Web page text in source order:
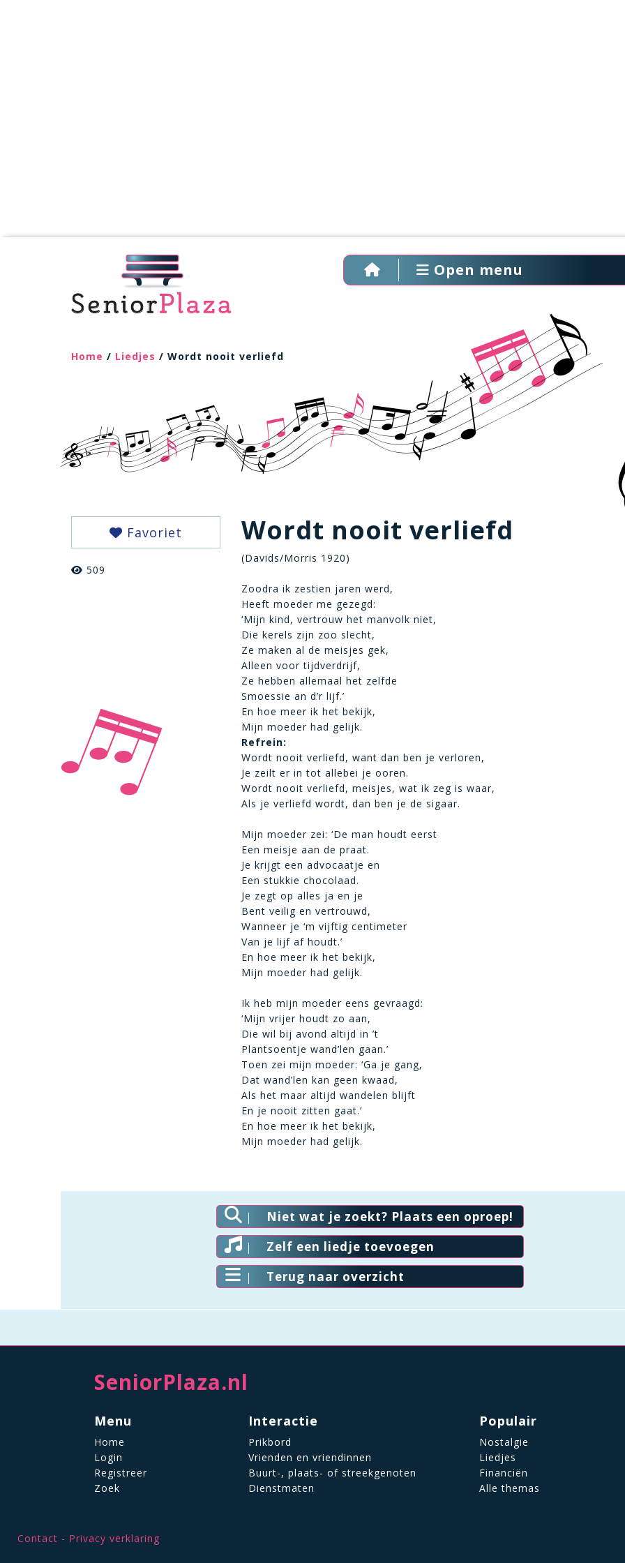
Open menu
Home / Liedjes / Wordt nooit verliefd
Favoriet
509
Wordt nooit verliefd
(Davids/Morris 1920)
Zoodra ik zestien jaren werd,
Heeft moeder me gezegd:
‘Mijn kind, vertrouw het manvolk niet,
Die kerels zijn zoo slecht,
Ze maken al de meisjes gek,
Alleen voor tijdverdrijf,
Ze hebben allemaal het zelfde
Smoessie an d’r lijf.’
En hoe meer ik het bekijk,
Mijn moeder had gelijk.
Refrein:
Wordt nooit verliefd, want dan ben je verloren,
Je zeilt er in tot allebei je ooren.
Wordt nooit verliefd, meisjes, wat ik zeg is waar,
Als je verliefd wordt, dan ben je de sigaar.
Mijn moeder zei: ‘De man houdt eerst
Een meisje aan de praat.
Je krijgt een advocaatje en
Een stukkie chocolaad.
Je zegt op alles ja en je
Bent veilig en vertrouwd,
Wanneer je ‘m vijftig centimeter
Van je lijf af houdt.’
En hoe meer ik het bekijk,
Mijn moeder had gelijk.
Ik heb mijn moeder eens gevraagd:
‘Mijn vrijer houdt zo aan,
Die wil bij avond altijd in ’t
Plantsoentje wand’len gaan.’
Toen zei mijn moeder: ‘Ga je gang,
Dat wand’len kan geen kwaad,
Als het maar altijd wandelen blijft
En je nooit zitten gaat.’
En hoe meer ik het bekijk,
Mijn moeder had gelijk.
Niet wat je zoekt? Plaats een oproep!
Zelf een liedje toevoegen
Terug naar overzicht
SeniorPlaza.nl
Menu
Home
Login
Registreer
Zoek
Interactie
Prikbord
Vrienden en vriendinnen
Buurt-, plaats- of streekgenoten
Dienstmaten
Populair
Nostalgie
Liedjes
Financiën
Alle themas
Contact Privacy verklaring